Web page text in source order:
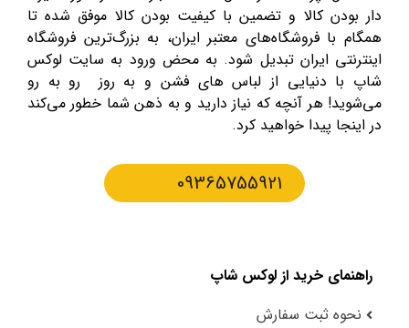
دار بودن کالا و تضمین با کیفیت بودن کالا موفق شده تا
همگام با فروشگاه‌های معتبر ایران، به بزرگ‌ترین فروشگاه
اینترنتی ایران تبدیل شود. به محض ورود به سایت لوکس
شاپ با دنیایی از لباس های فشن و به روز رو به رو
می‌شوید! هر آنچه که نیاز دارید و به ذهن شما خطور می‌کند
در اینجا پیدا خواهید کرد.
09365755921
راهنمای خرید از لوکس شاپ
نحوه ثبت سفارش